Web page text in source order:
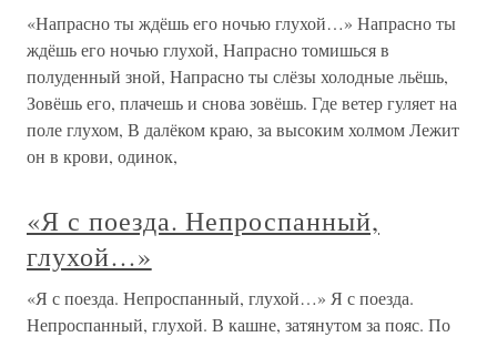
«Напрасно ты ждёшь его ночью глухой…» Напрасно ты
ждёшь его ночью глухой, Напрасно томишься в
полуденный зной, Напрасно ты слёзы холодные льёшь,
Зовёшь его, плачешь и снова зовёшь. Где ветер гуляет на
поле глухом, В далёком краю, за высоким холмом Лежит
он в крови, одинок,
«Я с поезда. Непроспанный,
глухой…»
«Я с поезда. Непроспанный, глухой…» Я с поезда.
Непроспанный, глухой. В кашне, затянутом за пояс. По